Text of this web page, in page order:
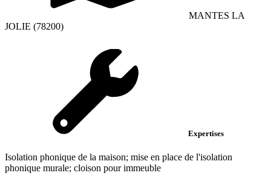
MANTES LA
JOLIE (78200)
Expertises
Isolation phonique de la maison; mise en place de l'isolation
phonique murale; cloison pour immeuble